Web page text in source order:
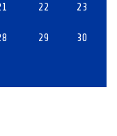
22 23
29 30